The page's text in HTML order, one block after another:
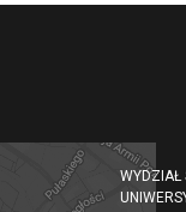
WYDZIAŁ